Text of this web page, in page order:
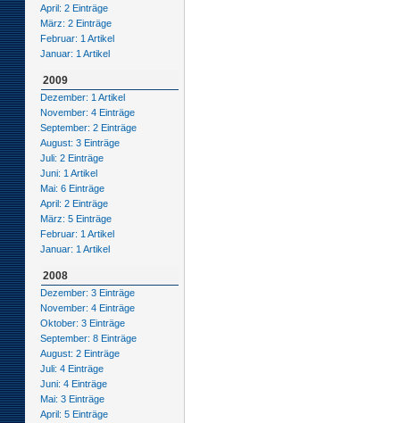
April: 2 Einträge
März: 2 Einträge
Februar: 1 Artikel
Januar: 1 Artikel
2009
Dezember: 1 Artikel
November: 4 Einträge
September: 2 Einträge
August: 3 Einträge
Juli: 2 Einträge
Juni: 1 Artikel
Mai: 6 Einträge
April: 2 Einträge
März: 5 Einträge
Februar: 1 Artikel
Januar: 1 Artikel
2008
Dezember: 3 Einträge
November: 4 Einträge
Oktober: 3 Einträge
September: 8 Einträge
August: 2 Einträge
Juli: 4 Einträge
Juni: 4 Einträge
Mai: 3 Einträge
April: 5 Einträge